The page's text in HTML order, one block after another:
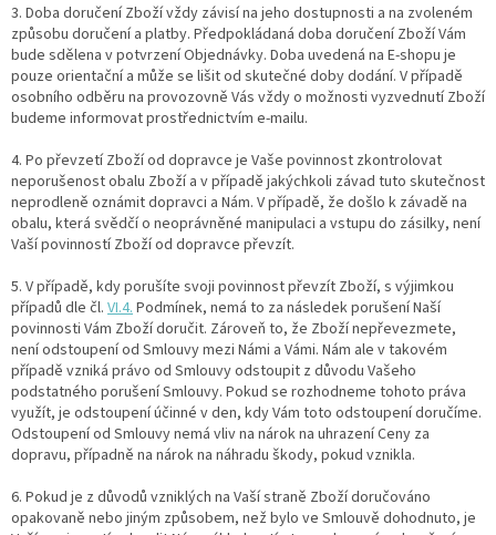
3. Doba doručení Zboží vždy závisí na jeho dostupnosti a na zvoleném
způsobu doručení a platby. Předpokládaná doba doručení Zboží Vám
bude sdělena v potvrzení Objednávky. Doba uvedená na E-shopu je
pouze orientační a může se lišit od skutečné doby dodání. V případě
osobního odběru na provozovně Vás vždy o možnosti vyzvednutí Zboží
budeme informovat prostřednictvím e-mailu.
4. Po převzetí Zboží od dopravce je Vaše povinnost zkontrolovat
neporušenost obalu Zboží a v případě jakýchkoli závad tuto skutečnost
neprodleně oznámit dopravci a Nám. V případě, že došlo k závadě na
obalu, která svědčí o neoprávněné manipulaci a vstupu do zásilky, není
Vaší povinností Zboží od dopravce převzít.
5. V případě, kdy porušíte svoji povinnost převzít Zboží, s výjimkou
případů dle čl. VI.4. Podmínek, nemá to za následek porušení Naší
povinnosti Vám Zboží doručit. Zároveň to, že Zboží nepřevezmete,
není odstoupení od Smlouvy mezi Námi a Vámi. Nám ale v takovém
případě vzniká právo od Smlouvy odstoupit z důvodu Vašeho
podstatného porušení Smlouvy. Pokud se rozhodneme tohoto práva
využít, je odstoupení účinné v den, kdy Vám toto odstoupení doručíme.
Odstoupení od Smlouvy nemá vliv na nárok na uhrazení Ceny za
dopravu, případně na nárok na náhradu škody, pokud vznikla.
6. Pokud je z důvodů vzniklých na Vaší straně Zboží doručováno
opakovaně nebo jiným způsobem, než bylo ve Smlouvě dohodnuto, je